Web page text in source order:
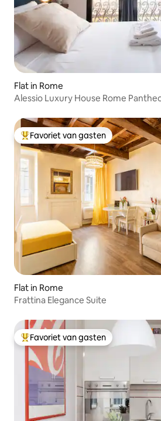
Flat in Rome
Alessio Luxury House Rome
Topfavoriet van gasten
Favoriet van gasten
Flat in Rome
Frattina Elegance Suite
Topfavoriet van gasten
Favoriet van gasten